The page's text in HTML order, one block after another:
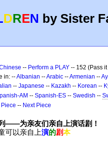
DREN by Sister
-- Perform a PLAY -- 152 (Pass
in: --Albanian --Arabic --Armenian --
-- Japanese -- Kazakh -- Korean --
AM -- Spanish-ES -- Swedish --
-- Next Piece
——为亲友们亲自上演话剧！
可以亲自上演的剧本